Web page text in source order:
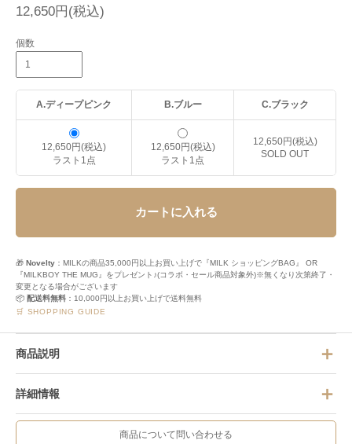
12,650円(税込)
個数
A.ディープピンク B.ブルー C.ブラック
12,650円(税込)
ラスト1点
12,650円(税込)
ラスト1点
12,650円(税込)
SOLD OUT
カートに入れる
🎁 Novelty ：MILKの商品35,000円以上お買い上げで『MILK ショッピングBAG』 OR
『MILKBOY THE MUG』をプレゼント♪(コラボ・セール商品対象外)※無くなり次第終了・
変更となる場合がございます
📦 配送料無料 ：10,000円以上お買い上げで送料無料
🛒 SHOPPING GUIDE
商品説明
詳細情報
商品について問い合わせる